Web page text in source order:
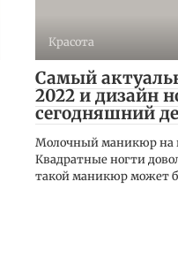
Красота
Самый
2022 и дизайн
сегодняшний
Молочный маникюр на
Квадратные ногти
такой маникюр может